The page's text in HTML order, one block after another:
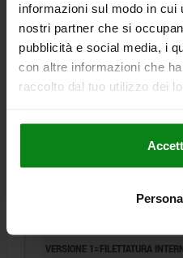
informazioni sul modo in
nostri partner che si
pubblicità e social media, i
con altre informazioni che
raccolto dal tuo utilizzo dei
03108 B1
CENTRAGGIO
VERSIONE 1=FILETTATURA